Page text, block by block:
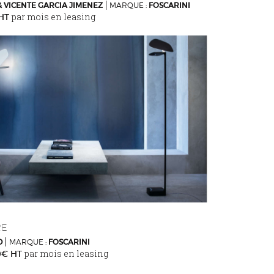
GARCIA JIMENEZ MARQUE : FOSCARINI
par mois en leasing
MARQUE : FOSCARINI
HT par mois en leasing